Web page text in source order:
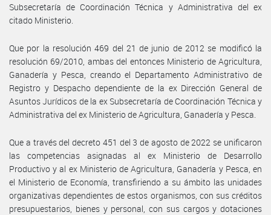
Subsecretaría de Coordinación Técnica y Administrativa del ex
citado Ministerio.
Que por la resolución 469 del 21 de junio de 2012 se modificó la
resolución 69/2010, ambas del entonces Ministerio de Agricultura,
Ganadería y Pesca, creando el Departamento Administrativo de
Registro y Despacho dependiente de la ex Dirección General de
Asuntos Jurídicos de la ex Subsecretaría de Coordinación Técnica y
Administrativa del ex Ministerio de Agricultura, Ganadería y Pesca.
Que a través del decreto 451 del 3 de agosto de 2022 se unificaron
las competencias asignadas al ex Ministerio de Desarrollo
Productivo y al ex Ministerio de Agricultura, Ganadería y Pesca, en
el Ministerio de Economía, transfiriendo a su ámbito las unidades
organizativas dependientes de estos organismos, con sus créditos
presupuestarios, bienes y personal, con sus cargos y dotaciones